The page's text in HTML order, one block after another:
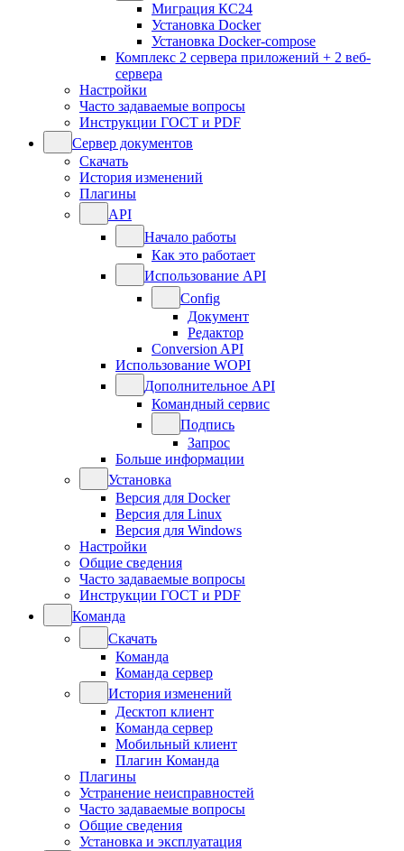
Миграция КС24
Установка Docker
Установка Docker-compose
Комплекс 2 сервера приложений + 2 веб-
сервера
Настройки
Часто задаваемые вопросы
Инструкции ГОСТ и PDF
Сервер документов
Скачать
История изменений
Плагины
API
Начало работы
Как это работает
Использование API
Config
Документ
Редактор
Conversion API
Использование WOPI
Дополнительное API
Командный сервис
Подпись
Запрос
Больше информации
Установка
Версия для Docker
Версия для Linux
Версия для Windows
Настройки
Общие сведения
Часто задаваемые вопросы
Инструкции ГОСТ и PDF
Команда
Скачать
Команда
Команда сервер
История изменений
Десктоп клиент
Команда сервер
Мобильный клиент
Плагин Команда
Плагины
Устранение неисправностей
Часто задаваемые вопросы
Общие сведения
Установка и эксплуатация